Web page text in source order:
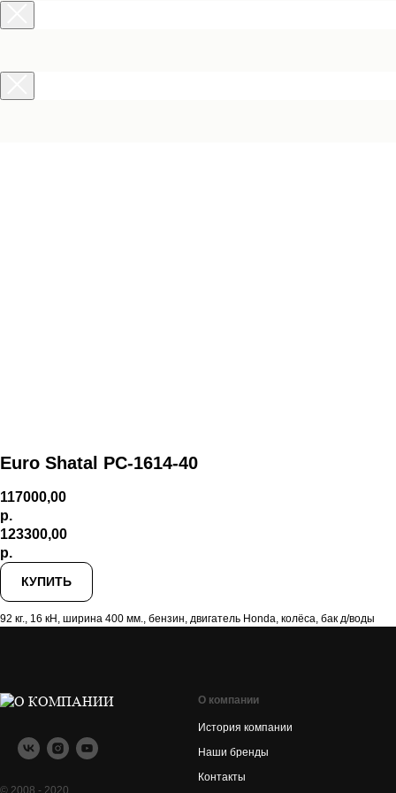
Euro Shatal PC-1614-40
117000,00
р.
123300,00
р.
КУПИТЬ
92 кг., 16 кН, ширина 400 мм., бензин, двигатель Honda, колёса, бак д/воды
© 2008 - 2020
О компании
История компании
Наши бренды
Контакты